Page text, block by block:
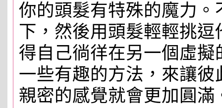
你的頭髮有特殊的魔力。
下，然後用頭髮輕輕挑
得自己徜徉在另一個虛
一些有趣的方法，來讓彼
親密的感覺就會更加圓滿